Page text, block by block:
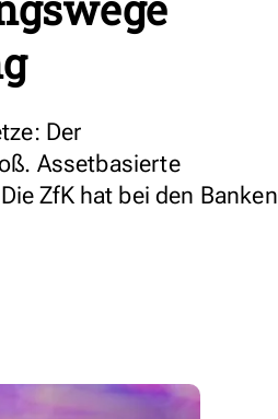
Der
Assetbasierte
ZfK hat bei den Banken